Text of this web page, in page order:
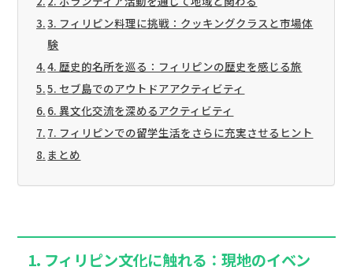
3. フィリピン料理に挑戦：クッキングクラスと市場体
験
4. 歴史的名所を巡る：フィリピンの歴史を感じる旅
5. セブ島でのアウトドアアクティビティ
6. 異文化交流を深めるアクティビティ
7. フィリピンでの留学生活をさらに充実させるヒント
まとめ
1. フィリピン文化に触れる：現地のイベン